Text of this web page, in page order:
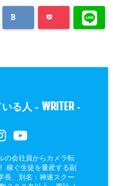
る人 - WRITER-
の会社員からカメラ転
稼ぐ生徒を量産する副
長、別名：神速スクー